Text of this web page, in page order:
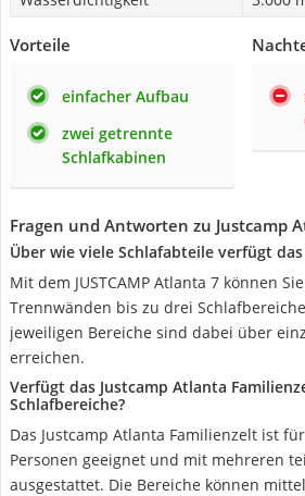
Vorteile
einfacher Aufbau
zwei getrennte
Schlafkabinen
Fragen und Antworten zu Justcamp
Über wie viele Schlafabteile verfügt das
Mit dem JUSTCAMP Atlanta 7 können
Trennwänden bis zu drei
jeweiligen Bereiche sind dabei über
erreichen.
Verfügt das Justcamp Atlanta
Schlafbereiche?
Das Justcamp Atlanta Familienzelt ist
Personen geeignet und mit mehreren
ausgestattet. Die Bereiche können